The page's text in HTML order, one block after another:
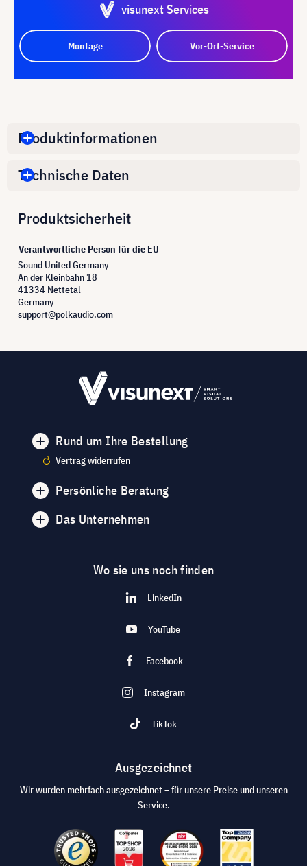
visunext Services
Montage Vor-Ort-Service
Produktinformationen
Technische Daten
Produktsicherheit
Verantwortliche Person für die EU
Sound United Germany
An der Kleinbahn 18
41334 Nettetal
Germany
support@polkaudio.com
Rund um Ihre Bestellung
Vertrag widerrufen
Persönliche Beratung
Das Unternehmen
Wo sie uns noch finden
LinkedIn
YouTube
Facebook
Instagram
TikTok
Ausgezeichnet
Wir wurden mehrfach ausgezeichnet – für unsere Preise und unseren
Service.